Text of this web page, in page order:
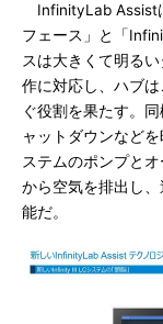
InfinityLab Assist
フェース」と「
スは大きくて明る
作に対応し、ハブ
ぐ役割を果たす。
ャットダウンなど
ステムのポンプと
から空気を排出し
能だ。